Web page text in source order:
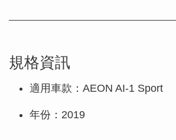
規格資訊
適用車款：AEON AI-1 Sport
年份：2019